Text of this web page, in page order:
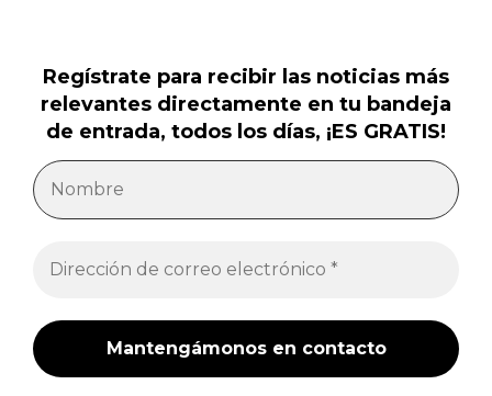
Regístrate para recibir las noticias más
relevantes directamente en tu bandeja
de entrada, todos los días, ¡ES GRATIS!